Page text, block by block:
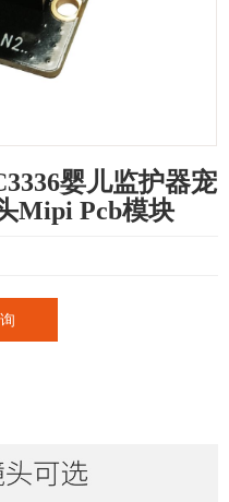
婴儿监护器宠
Mipi Pcb模块